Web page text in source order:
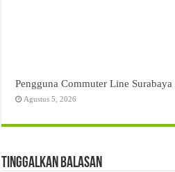
Pengguna Commuter Line Surabaya
Agustus 5, 2026
Tinggalkan Balasan